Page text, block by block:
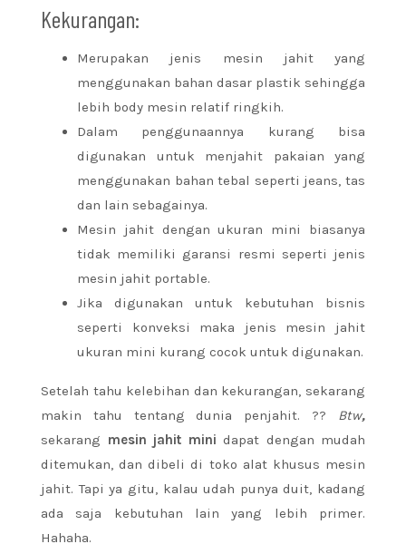
Kekurangan:
Merupakan jenis mesin jahit yang
menggunakan bahan dasar plastik sehingga
lebih body mesin relatif ringkih.
Dalam penggunaannya kurang bisa
digunakan untuk menjahit pakaian yang
menggunakan bahan tebal seperti jeans, tas
dan lain sebagainya.
Mesin jahit dengan ukuran mini biasanya
tidak memiliki garansi resmi seperti jenis
mesin jahit portable.
Jika digunakan untuk kebutuhan bisnis
seperti konveksi maka jenis mesin jahit
ukuran mini kurang cocok untuk digunakan.
Setelah tahu kelebihan dan kekurangan, sekarang
makin tahu tentang dunia penjahit. ?? Btw,
sekarang mesin jahit mini dapat dengan mudah
ditemukan, dan dibeli di toko alat khusus mesin
jahit. Tapi ya gitu, kalau udah punya duit, kadang
ada saja kebutuhan lain yang lebih primer.
Hahaha.